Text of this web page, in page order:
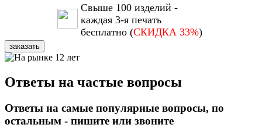
Свыше 100 изделий -
каждая 3-я печать
бесплатно (СКИДКА 33%)
заказать
Ответы на частые вопросы
Ответы на самые популярные вопросы, по
остальным - пишите или звоните